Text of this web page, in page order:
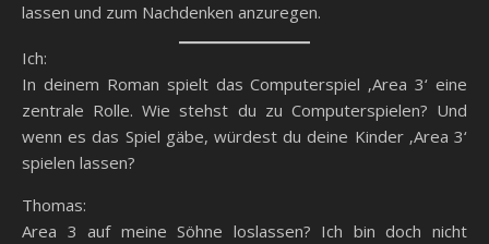
lassen und zum Nachdenken anzuregen.
Ich:
In deinem Roman spielt das Computerspiel ‚Area 3‘ eine
zentrale Rolle. Wie stehst du zu Computerspielen? Und
wenn es das Spiel gäbe, würdest du deine Kinder ‚Area 3‘
spielen lassen?
Thomas:
Area 3 auf meine Söhne loslassen? Ich bin doch nicht